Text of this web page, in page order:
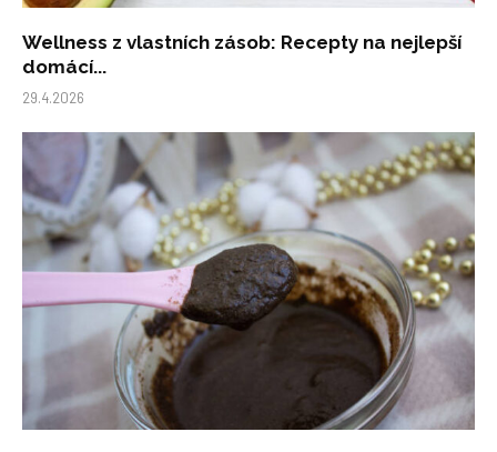
Wellness z vlastních zásob: Recepty na nejlepší
domácí...
29.4.2026